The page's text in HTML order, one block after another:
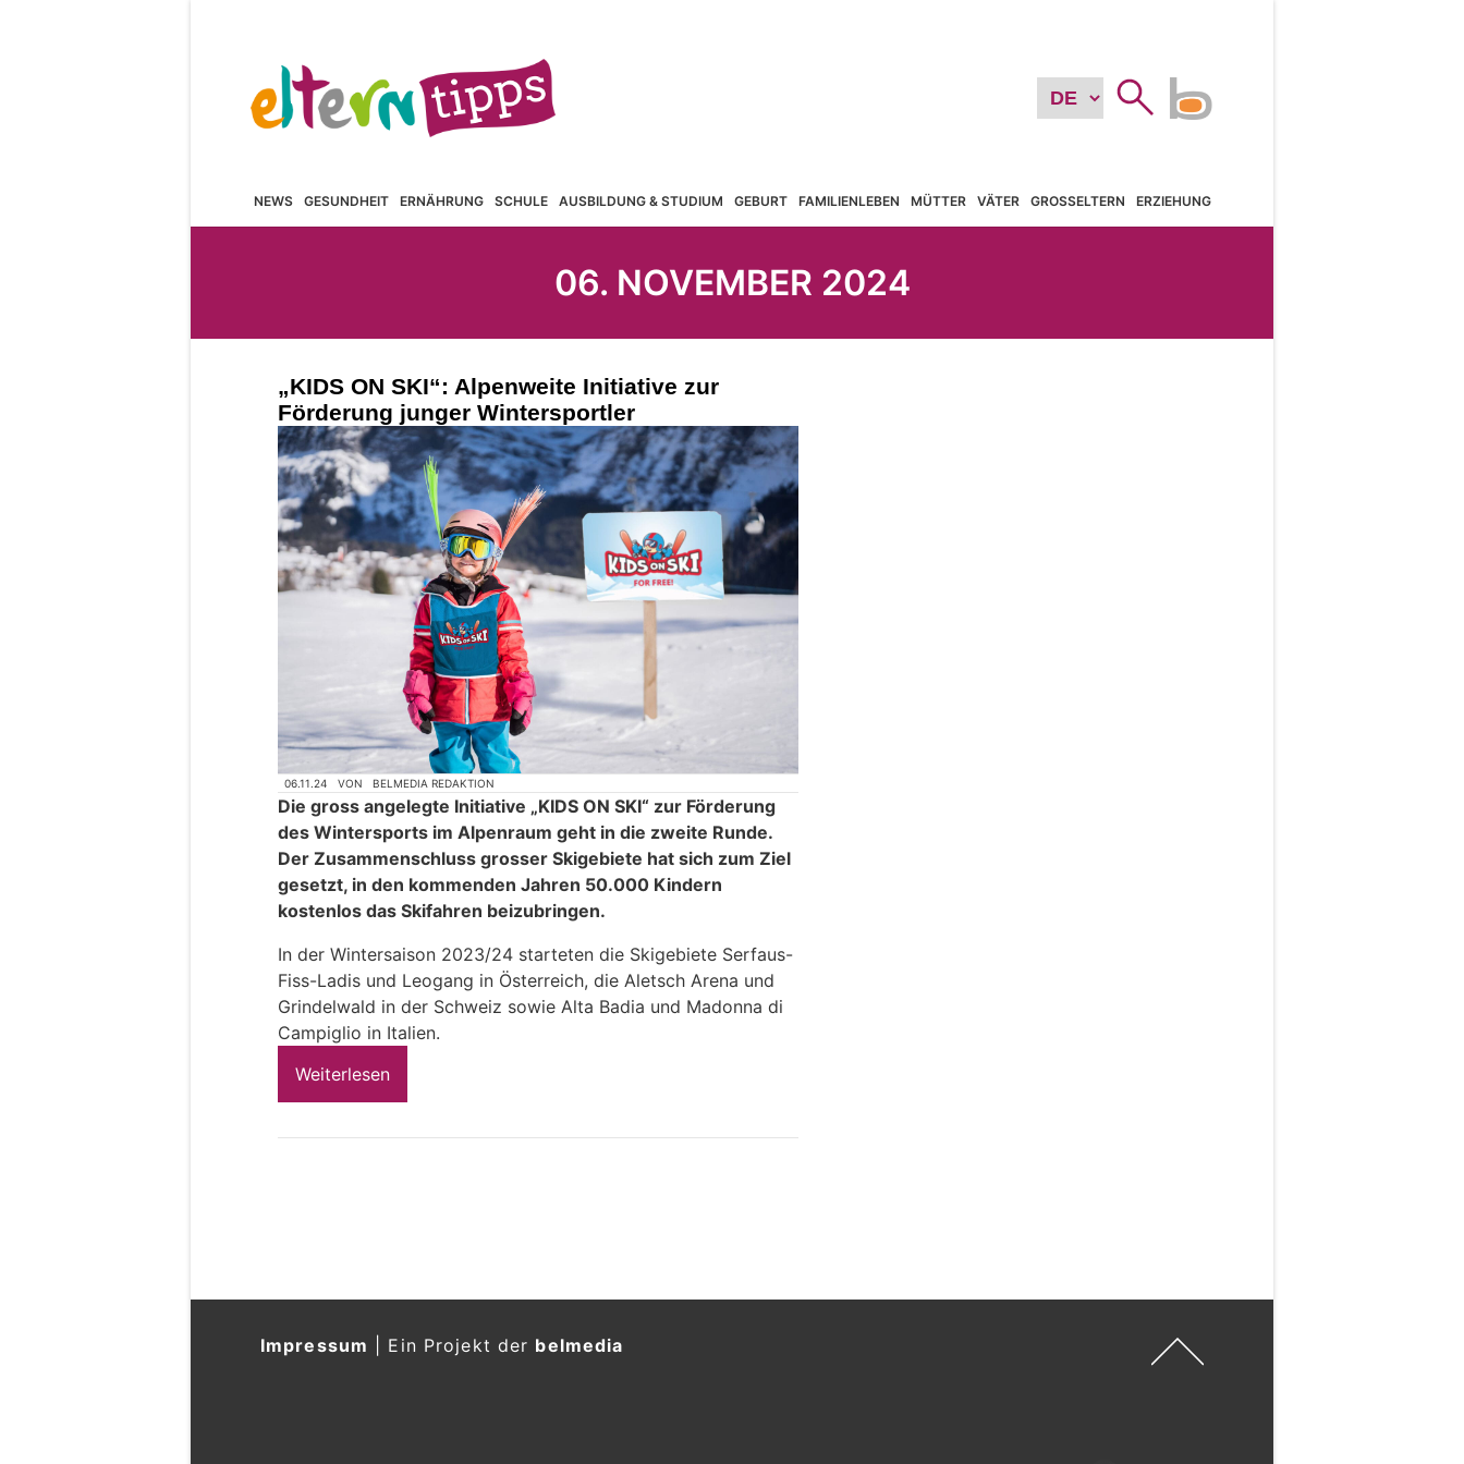
NEWS GESUNDHEIT ERNÄHRUNG SCHULE AUSBILDUNG & STUDIUM GEBURT FAMILIENLEBEN MÜTTER VÄTER GROSSELTERN ERZIEHUNG
06. NOVEMBER 2024
„KIDS ON SKI“: Alpenweite Initiative zur
Förderung junger Wintersportler
06.11.24 VON BELMEDIA REDAKTION
Die gross angelegte Initiative „KIDS ON SKI“ zur Förderung
des Wintersports im Alpenraum geht in die zweite Runde.
Der Zusammenschluss grosser Skigebiete hat sich zum Ziel
gesetzt, in den kommenden Jahren 50.000 Kindern
kostenlos das Skifahren beizubringen.
In der Wintersaison 2023/24 starteten die Skigebiete Serfaus-
Fiss-Ladis und Leogang in Österreich, die Aletsch Arena und
Grindelwald in der Schweiz sowie Alta Badia und Madonna di
Campiglio in Italien.
Weiterlesen
Impressum Ein Projekt der belmedia